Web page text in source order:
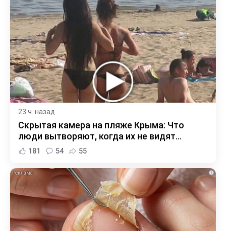
23 ч. назад
Скрытая камера на пляже Крыма: Что
люди вытворяют, когда их не видят...
181 54 55
i